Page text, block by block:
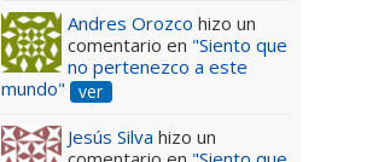
Andres Orozco hizo un
comentario en "Siento que
no pertenezco a este
mundo"
ver
Jesús Silva hizo un